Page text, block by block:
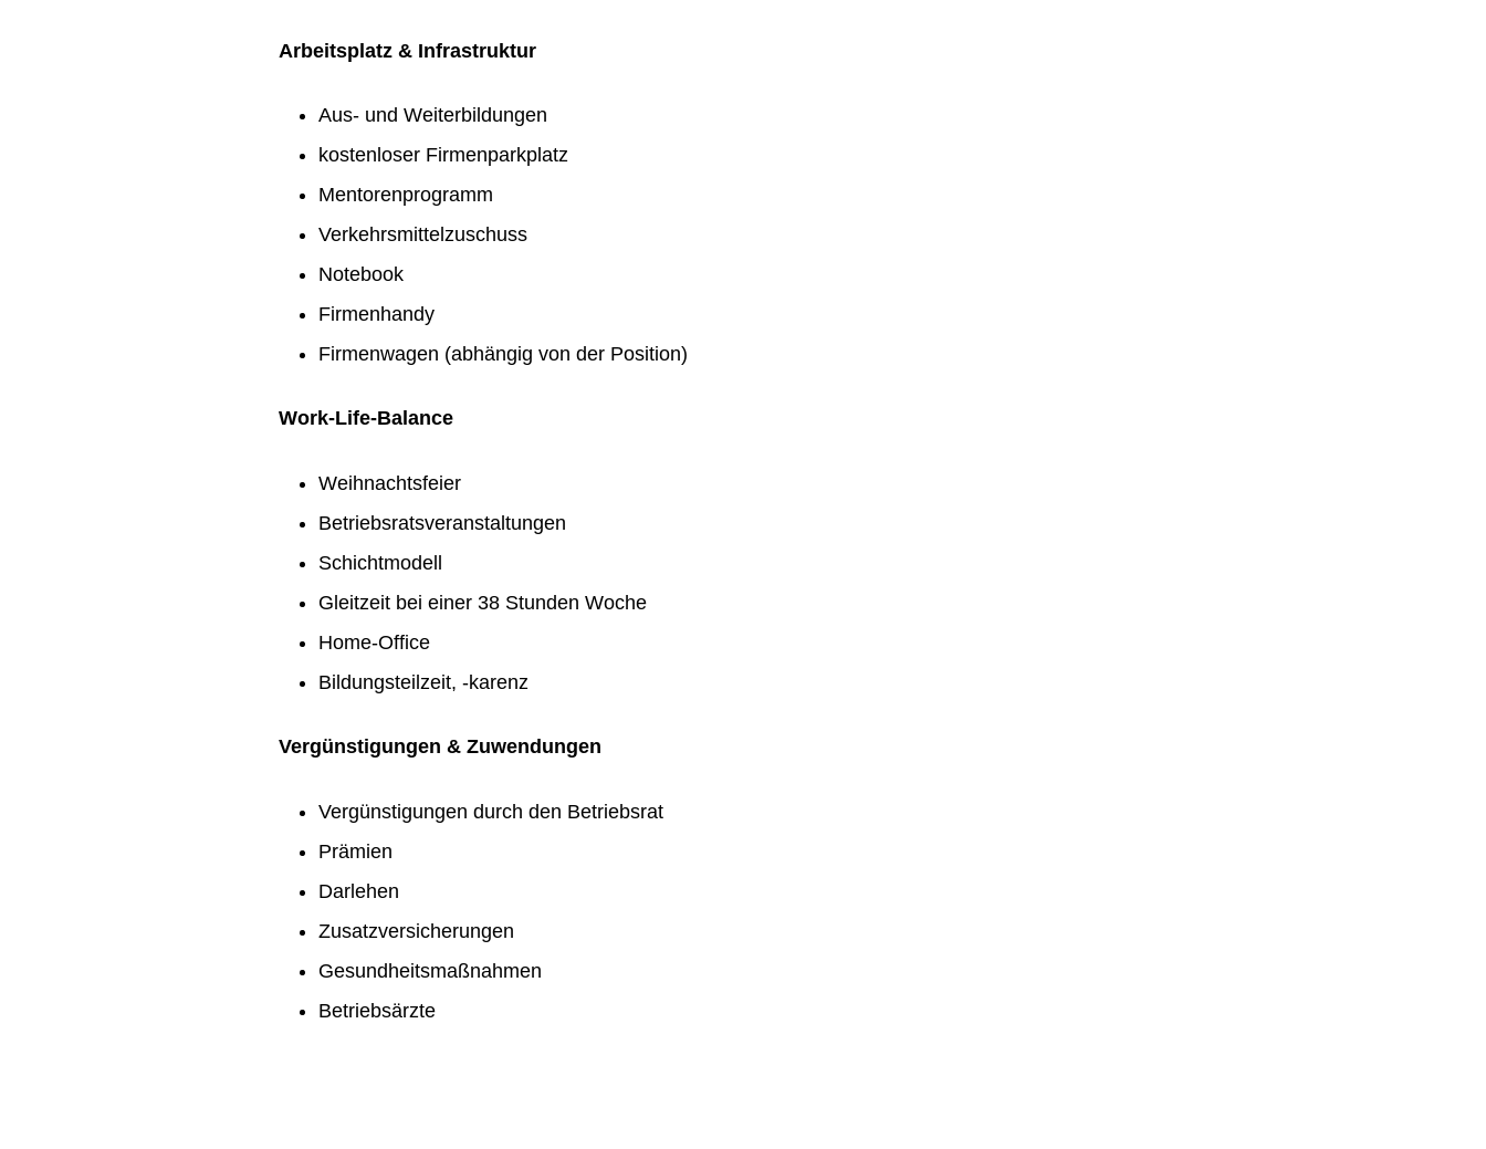
Arbeitsplatz & Infrastruktur
Aus- und Weiterbildungen
kostenloser Firmenparkplatz
Mentorenprogramm
Verkehrsmittelzuschuss
Notebook
Firmenhandy
Firmenwagen (abhängig von der Position)
Work-Life-Balance
Weihnachtsfeier
Betriebsratsveranstaltungen
Schichtmodell
Gleitzeit bei einer 38 Stunden Woche
Home-Office
Bildungsteilzeit, -karenz
Vergünstigungen & Zuwendungen
Vergünstigungen durch den Betriebsrat
Prämien
Darlehen
Zusatzversicherungen
Gesundheitsmaßnahmen
Betriebsärzte